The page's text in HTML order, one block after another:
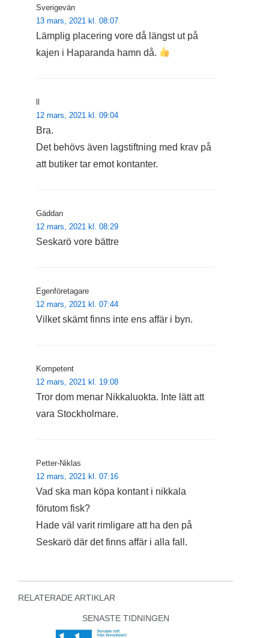
Sverigevän
13 mars, 2021 kl. 08:07
Lämplig placering vore då längst ut på
kajen i Haparanda hamn då.
ll
12 mars, 2021 kl. 09:04
Bra.
Det behövs även lagstiftning med krav på
att butiker tar emot kontanter.
Gäddan
12 mars, 2021 kl. 08:29
Seskarö vore bättre
Egenföretagare
12 mars, 2021 kl. 07:44
Vilket skämt finns inte ens affär i byn.
Kompetent
12 mars, 2021 kl. 19:08
Tror dom menar Nikkaluokta. Inte lätt att
vara Stockholmare.
Petter-Niklas
12 mars, 2021 kl. 07:16
Vad ska man köpa kontant i nikkala
förutom fisk?
Hade väl varit rimligare att ha den på
Seskarö där det finns affär i alla fall.
RELATERADE ARTIKLAR
SENASTE TIDNINGEN